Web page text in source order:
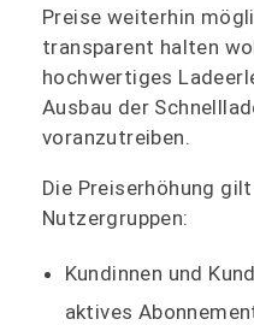
Preise weiterhin
transparent halten
hochwertiges
Ausbau der
voranzutreiben.
Die Preiserhöhung
Nutzergruppen:
Kundinnen und
aktives